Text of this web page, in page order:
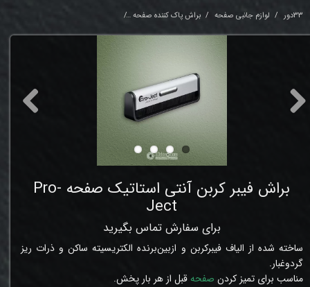
33دور لوازم جانبی صفحه براش پاک کننده صفحه
براش فیبر کربن آنتی استاتیک صفحه Pro-
Ject
برای سفارش تماس بگیرید
ساخته شده از الیاف فیبرکربن و ازبین‌برنده الکتریسیته ساکن و ذرات ریز
گردوغبار.
مناسب برای تمیز کردن صفحهقبل از هر بار پخش.